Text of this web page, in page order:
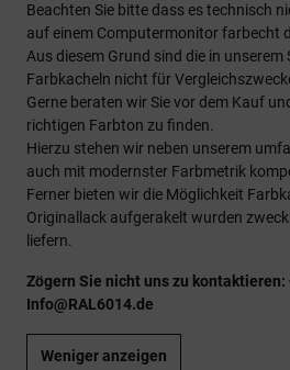
Beachten Sie bitte dass es technisch
auf einem Computermonitor farbecht
Aus diesem Grund sind die in unserem
Farbkacheln nicht für
Gerne beraten wir Sie vor dem Kauf
richtigen Farbton zu finden.
Hierzu stehen wir neben unserem
auch mit modernster Farbmetrik
Ferner bieten wir die Möglichkeit
Originallack aufgerakelt wurden
liefern.
Zögern Sie nicht uns zu
Info@RAL6014.de
Weniger anzeigen